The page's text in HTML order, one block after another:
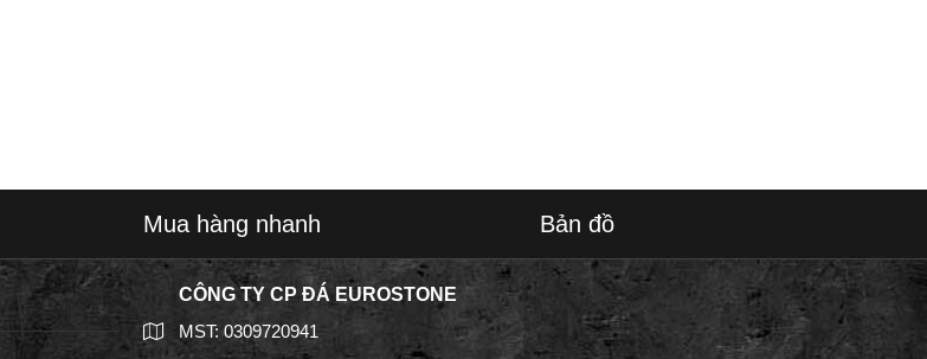
Mua hàng nhanh
CÔNG TY CP ĐÁ EUROSTONE
MST: 0309720941
Bản đồ